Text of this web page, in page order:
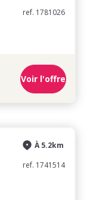
ref. 1781026
Voir l'offre
À 5.2km
ref. 1741514